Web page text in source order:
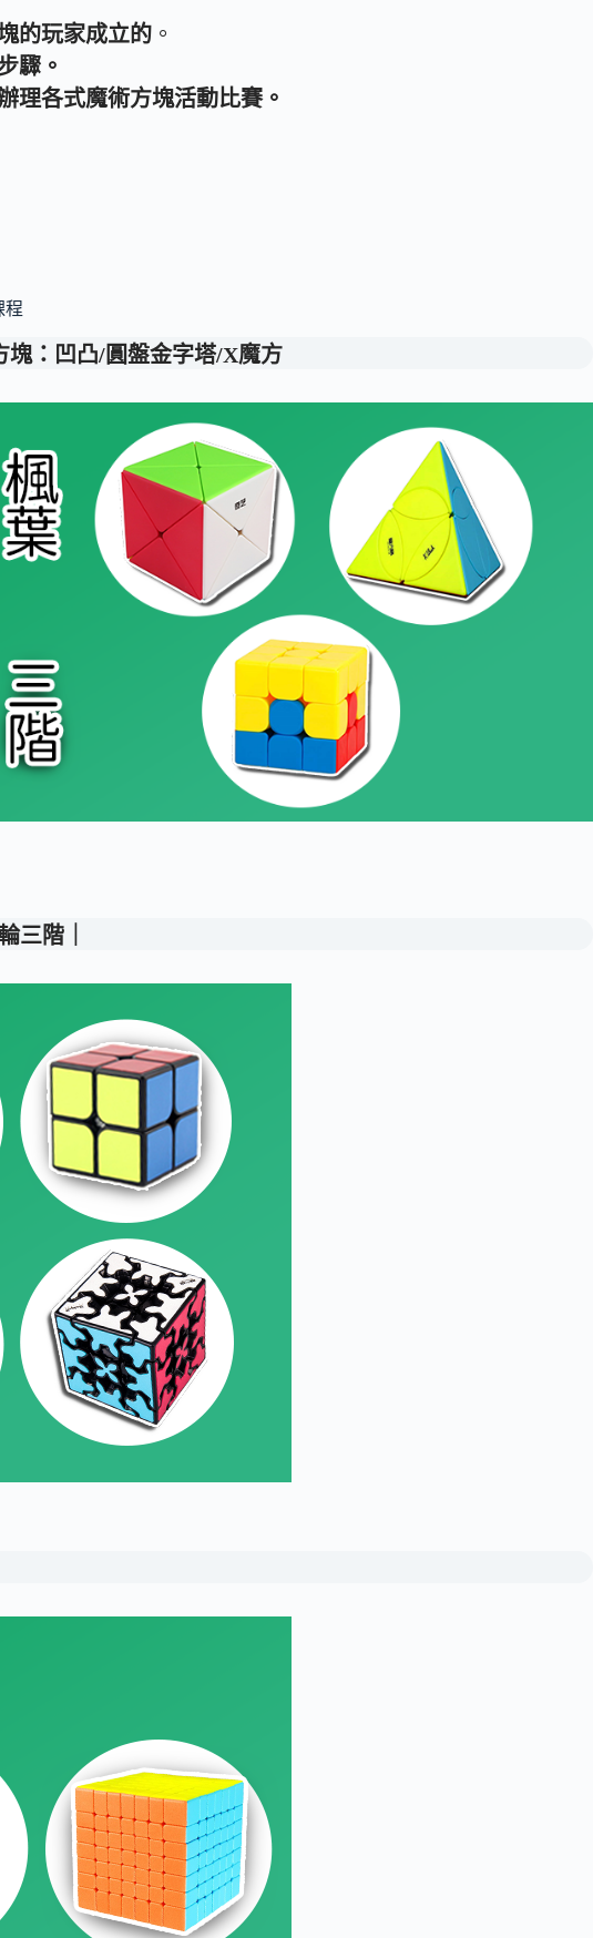
的玩家成立的 。
驟。
理各式魔術方塊活動比賽。
程
塊：凹凸/圓盤金字塔/X魔方
三階｜